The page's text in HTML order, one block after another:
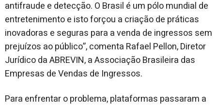
antifraude e detecção. O Brasil é um pólo mundial de
entretenimento e isto forçou a criação de práticas
inovadoras e seguras para a venda de ingressos sem
prejuízos ao público”, comenta Rafael Pellon, Diretor
Jurídico da ABREVIN, a Associação Brasileira das
Empresas de Vendas de Ingressos.
Para enfrentar o problema, plataformas passaram a